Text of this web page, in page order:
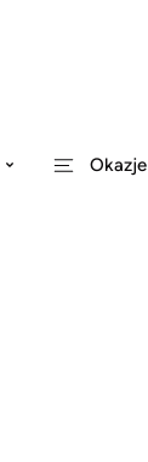
Okazje